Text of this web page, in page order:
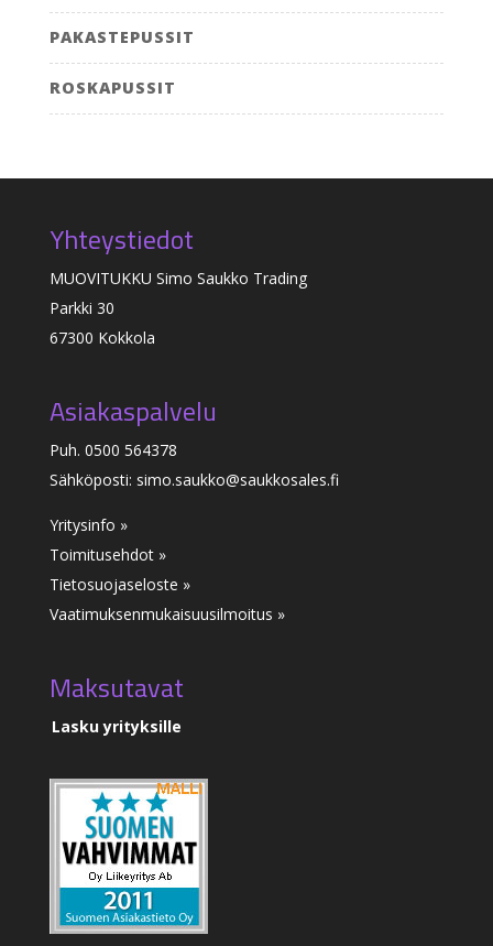
PAKASTEPUSSIT
ROSKAPUSSIT
Yhteystiedot
MUOVITUKKU Simo Saukko Trading
Parkki 30
67300 Kokkola
Asiakaspalvelu
Puh. 0500 564378
Sähköposti: simo.saukko@saukkosales.fi
Yritysinfo »
Toimitusehdot »
Tietosuojaseloste »
Vaatimuksenmukaisuusilmoitus »
Maksutavat
Lasku yrityksille